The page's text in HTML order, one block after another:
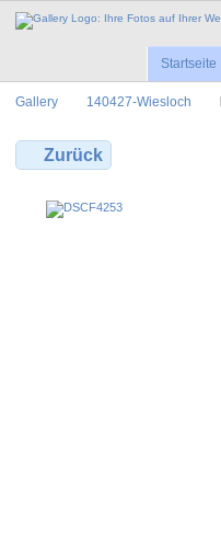
Startseite
Gallery 140427-Wiesloch
Zurück